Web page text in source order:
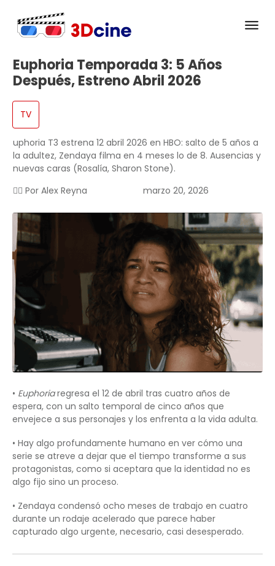
Euphoria Temporada 3: 5 Años
Después, Estreno Abril 2026
TV
uphoria T3 estrena 12 abril 2026 en HBO: salto de 5 años a
la adultez, Zendaya filma en 4 meses lo de 8. Ausencias y
nuevas caras (Rosalía, Sharon Stone).
✍🏻 Por Alex Reyna marzo 20, 2026
• Euphoriaregresa el 12 de abril tras cuatro años de
espera, con un salto temporal de cinco años que
envejece a sus personajes y los enfrenta a la vida adulta.
• Hay algo profundamente humano en ver cómo una
serie se atreve a dejar que el tiempo transforme a sus
protagonistas, como si aceptara que la identidad no es
algo fijo sino un proceso.
• Zendaya condensó ocho meses de trabajo en cuatro
durante un rodaje acelerado que parece haber
capturado algo urgente, necesario, casi desesperado.